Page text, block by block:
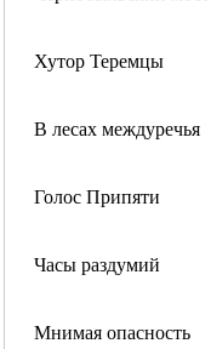
Хутор Теремцы
В лесах междуречья
Голос Припяти
Часы раздумий
Мнимая опасность